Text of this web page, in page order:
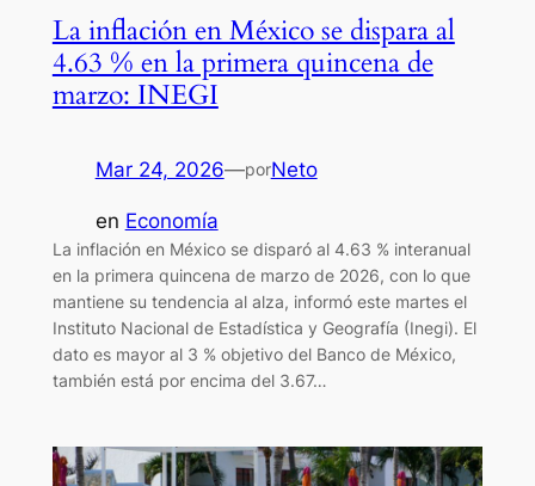
La inflación en México se dispara al
4.63 % en la primera quincena de
marzo: INEGI
Mar 24, 2026—porNeto
en Economía
La inflación en México se disparó al 4.63 % interanual
en la primera quincena de marzo de 2026, con lo que
mantiene su tendencia al alza, informó este martes el
Instituto Nacional de Estadística y Geografía (Inegi). El
dato es mayor al 3 % objetivo del Banco de México,
también está por encima del 3.67…